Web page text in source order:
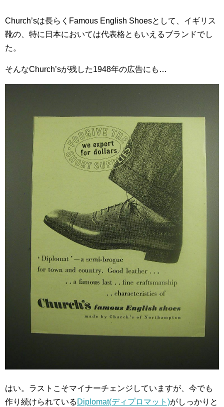
Church’sは長らくFamous English Shoesとして、イギリス
靴の、特に日本においては代表格ともいえるブランドでし
た。
そんなChurch’sが残した1948年の広告にも…
はい。ラストこそマイナーチェンジしていますが、今でも
作り続けられている Diplomat(ディプロマット)がしっかりと